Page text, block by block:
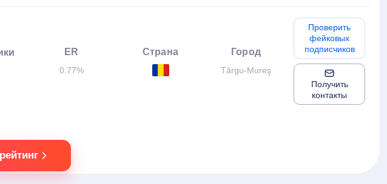
ER
0.77%
Страна Город
Târgu-Mureş
Проверить
фейковых
подписчиков
Получить
контакты